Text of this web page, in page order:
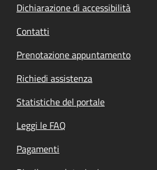
Dichiarazione di accessibilità
Contatti
Prenotazione appuntamento
Richiedi assistenza
Statistiche del portale
Leggi le FAQ
Pagamenti